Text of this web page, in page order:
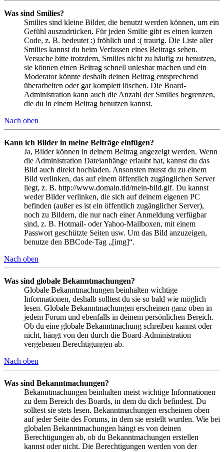
Was sind Smilies?
Smilies sind kleine Bilder, die benutzt werden können, um ein
Gefühl auszudrücken. Für jeden Smilie gibt es einen kurzen
Code, z. B. bedeutet :) fröhlich und :( traurig. Die Liste aller
Smilies kannst du beim Verfassen eines Beitrags sehen.
Versuche bitte trotzdem, Smilies nicht zu häufig zu benutzen,
sie können einen Beitrag schnell unlesbar machen und ein
Moderator könnte deshalb deinen Beitrag entsprechend
überarbeiten oder gar komplett löschen. Die Board-
Administration kann auch die Anzahl der Smilies begrenzen,
die du in einem Beitrag benutzen kannst.
Nach oben
Kann ich Bilder in meine Beiträge einfügen?
Ja, Bilder können in deinem Beitrag angezeigt werden. Wenn
die Administration Dateianhänge erlaubt hat, kannst du das
Bild auch direkt hochladen. Ansonsten musst du zu einem
Bild verlinken, das auf einem öffentlich zugänglichen Server
liegt, z. B. http://www.domain.tld/mein-bild.gif. Du kannst
weder Bilder verlinken, die sich auf deinem eigenen PC
befinden (außer es ist ein öffentlich zugänglicher Server),
noch zu Bildern, die nur nach einer Anmeldung verfügbar
sind, z. B. Hotmail- oder Yahoo-Mailboxen, mit einem
Passwort geschützte Seiten usw. Um das Bild anzuzeigen,
benutze den BBCode-Tag „[img]“.
Nach oben
Was sind globale Bekanntmachungen?
Globale Bekanntmachungen beinhalten wichtige
Informationen, deshalb solltest du sie so bald wie möglich
lesen. Globale Bekanntmachungen erscheinen ganz oben in
jedem Forum und ebenfalls in deinem persönlichen Bereich.
Ob du eine globale Bekanntmachung schreiben kannst oder
nicht, hängt von den durch die Board-Administration
vergebenen Berechtigungen ab.
Nach oben
Was sind Bekanntmachungen?
Bekanntmachungen beinhalten meist wichtige Informationen
zu dem Bereich des Boards, in dem du dich befindest. Du
solltest sie stets lesen. Bekanntmachungen erscheinen oben
auf jeder Seite des Forums, in dem sie erstellt wurden. Wie bei
globalen Bekanntmachungen hängt es von deinen
Berechtigungen ab, ob du Bekanntmachungen erstellen
kannst oder nicht. Die Berechtigungen werden von der